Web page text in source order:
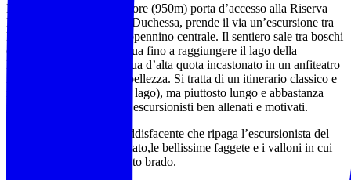
Dal piccolo borgo di Cartore (950m) porta d’accesso alla Riserva
Naturale Montagne della Duchessa, prende il via un’escursione tra
le più affascinanti dell’Appennino centrale. Il sentiero sale tra boschi
e ampie radure la val di Fua fino a raggiungere il lago della
Duchessa specchio d’acqua d’alta quota incastonato in un anfiteatro
roccioso di straordinaria bellezza. Si tratta di un itinerario classico e
molto frequentato (fino al lago), ma piuttosto lungo e abbastanza
faticoso, adatto quindi ad escursionisti ben allenati e motivati.
Escursione veramente soddisfacente che ripaga l’escursionista del
notevole dislivello affrontato,le bellissime faggete e i valloni in cui
pascolano animali allo stato brado.